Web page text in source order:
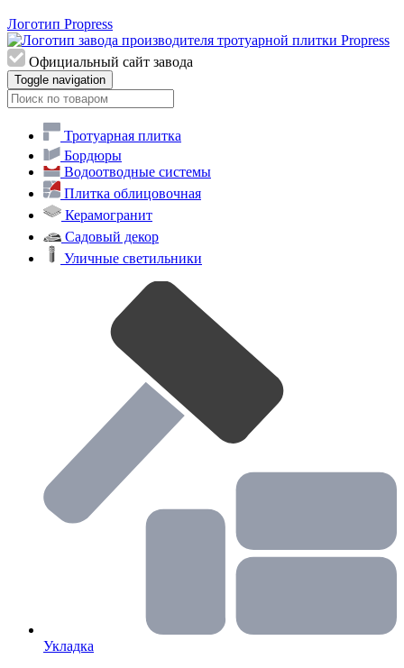
Логотип Propress
Официальный сайт завода
Toggle navigation
Тротуарная плитка
Бордюры
Водоотводные системы
Плитка облицовочная
Керамогранит
Садовый декор
Уличные светильники
Укладка